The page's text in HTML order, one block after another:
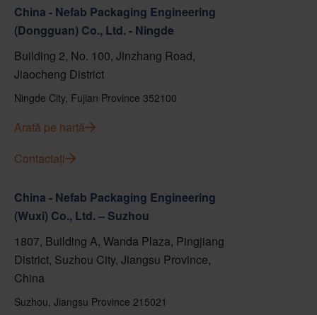
China - Nefab Packaging Engineering
(Dongguan) Co., Ltd. - Ningde
Building 2, No. 100, Jinzhang Road,
Jiaocheng District
Ningde City, Fujian Province 352100
Arată pe hartă
Contactați
China - Nefab Packaging Engineering
(Wuxi) Co., Ltd. – Suzhou
1807, Building A, Wanda Plaza, Pingjiang
District, Suzhou City, Jiangsu Province,
China
Suzhou, Jiangsu Province 215021